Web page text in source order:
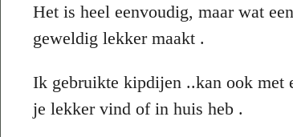
Het is heel eenvoudig, maar wat
geweldig lekker maakt .
Ik gebruikte kipdijen ..kan ook
je lekker vind of in huis heb .